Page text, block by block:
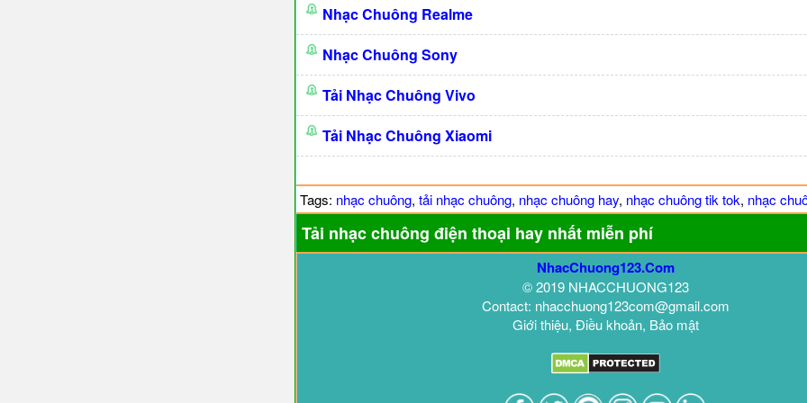
Nhạc Chuông Realme
Nhạc Chuông Sony
Tải Nhạc Chuông Vivo
Tải Nhạc Chuông Xiaomi
Tags: nhạc chuông, tải nhạc chuông, nhạc chuông hay, nhạc chuông tik tok, nhạc
Tải nhạc chuông điện thoại hay nhất miễn phí
NhacChuong123.Com
© 2019 NHACCHUONG123
Contact: nhacchuong123com@gmail.com
Giới thiệu, Điều khoản, Bảo mật